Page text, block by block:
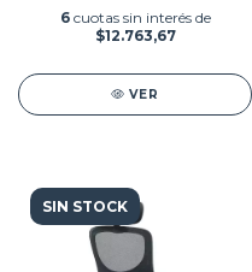
6 cuotas sin interés de
$12.763,67
VER
SIN STOCK